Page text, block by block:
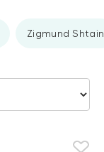
Zigmund Shtain